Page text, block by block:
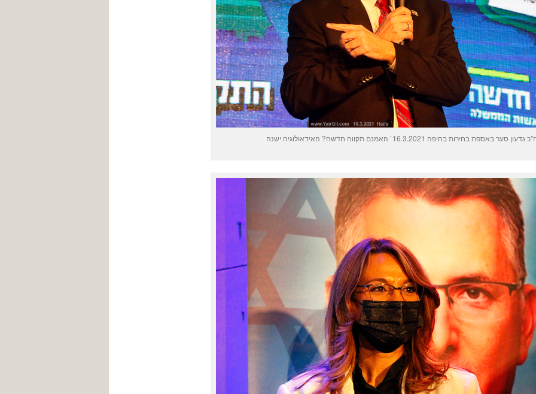
גדעון סער באספת בחירות בחיפה 16.3.2021` האמנם תקווה חדשה? האידאולוגיה ישנה